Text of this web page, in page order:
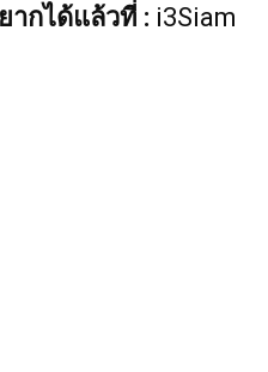
ากได้แล้วที่ : i3Siam